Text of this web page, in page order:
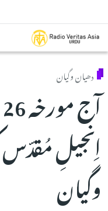
دھیان وگیان
اِنجیلِ
وگیان